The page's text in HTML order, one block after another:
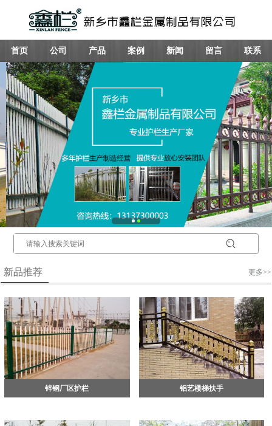
首页 公司 产品 案例 新闻 留言 联系
新品推荐 更多>>
锌钢厂区护栏 铝艺楼梯扶手